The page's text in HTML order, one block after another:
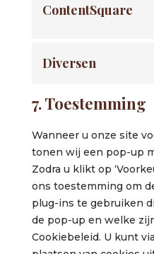
ContentSquare
Diversen
7. Toestemming
Wanneer u onze site
tonen wij een pop-up
Zodra u klikt op
ons toestemming om
plug-ins te gebruiken
de pop-up en welke
Cookiebeleid. U kunt